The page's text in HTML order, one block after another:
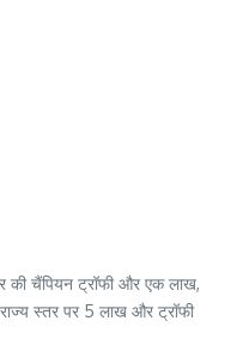
की चैंपियन ट्रॉफी और एक लाख,
स्तर पर 5 लाख और ट्रॉफी